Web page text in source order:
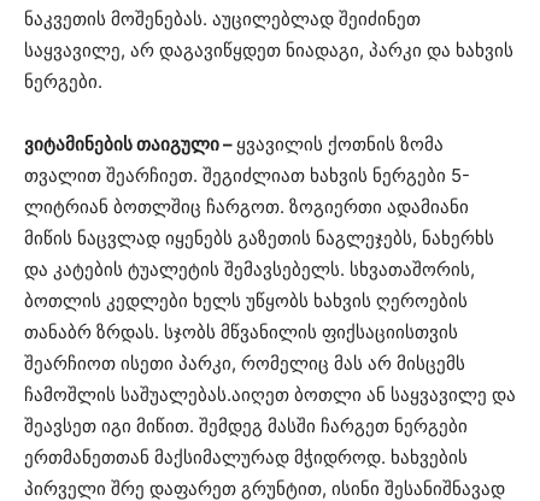
ნაკვეთის მოშენებას. აუცილებლად შეიძინეთ
საყვავილე, არ დაგავიწყდეთ ნიადაგი, პარკი და ხახვის
ნერგები.
ვიტამინების თაიგული – ყვავილის ქოთნის ზომა
თვალით შეარჩიეთ. შეგიძლიათ ხახვის ნერგები 5-
ლიტრიან ბოთლშიც ჩარგოთ. ზოგიერთი ადამიანი
მიწის ნაცვლად იყენებს გაზეთის ნაგლეჯებს, ნახერხს
და კატების ტუალეტის შემავსებელს. სხვათაშორის,
ბოთლის კედლები ხელს უწყობს ხახვის ღეროების
თანაბრ ზრდას. სჯობს მწვანილის ფიქსაციისთვის
შეარჩიოთ ისეთი პარკი, რომელიც მას არ მისცემს
ჩამოშლის საშუალებას.აიღეთ ბოთლი ან საყვავილე და
შეავსეთ იგი მიწით. შემდეგ მასში ჩარგეთ ნერგები
ერთმანეთთან მაქსიმალურად მჭიდროდ. ხახვების
პირველი შრე დაფარეთ გრუნტით, ისინი შესანიშნავად